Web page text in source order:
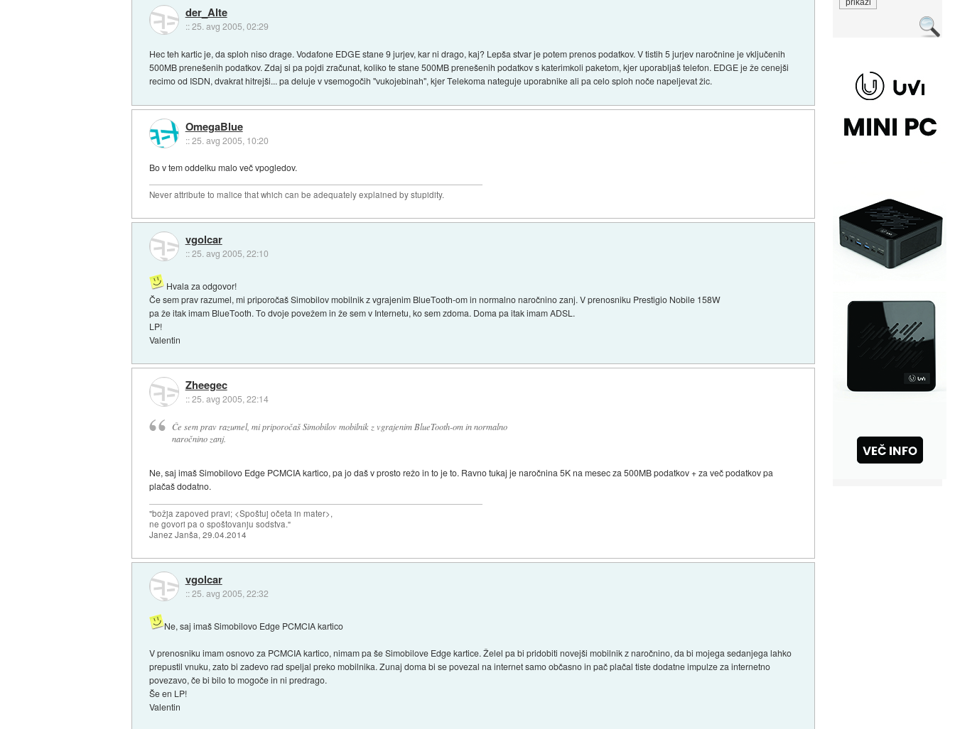
der_Alte
::25. avg 2005, 02:29
Hec teh kartic je, da sploh niso drage. Vodafone EDGE stane 9 jurjev, kar ni drago, kaj? Lepša stvar je potem prenos podatkov. V tistih 5 jurjev naročnine je vključenih
500MB prenešenih podatkov. Zdaj si pa pojdi zračunat, koliko te stane 500MB prenešenih podatkov s katerimkoli paketom, kjer uporabljaš telefon. EDGE je že cenejši
recimo od ISDN, dvakrat hitrejši... pa deluje v vsemogočih "vukojebinah", kjer Telekoma nateguje uporabnike ali pa celo sploh noče napeljevat žic.
OmegaBlue
::25. avg 2005, 10:20
Bo v tem oddelku malo več vpogledov.
Never attribute to malice that which can be adequately explained by stupidity.
vgolcar
::25. avg 2005, 22:10
Hvala za odgovor!
Če sem prav razumel, mi priporočaš Simobilov mobilnik z vgrajenim BlueTooth-om in normalno naročnino zanj. V prenosniku Prestigio Nobile 158W
pa že itak imam BlueTooth. To dvoje povežem in že sem v Internetu, ko sem zdoma. Doma pa itak imam ADSL.
LP!
Valentin
Zheegec
::25. avg 2005, 22:14
Če sem prav razumel, mi priporočaš Simobilov mobilnik z vgrajenim BlueTooth-om in normalno
naročnino zanj.
Ne, saj imaš Simobilovo Edge PCMCIA kartico, pa jo daš v prosto režo in to je to. Ravno tukaj je naročnina 5K na mesec za 500MB podatkov + za več podatkov pa
plačaš dodatno.
"božja zapoved pravi; <Spoštuj očeta in mater>,
ne govori pa o spoštovanju sodstva."
Janez Janša, 29.04.2014
vgolcar
::25. avg 2005, 22:32
Ne, saj imaš Simobilovo Edge PCMCIA kartico
V prenosniku imam osnovo za PCMCIA kartico, nimam pa še Simobilove Edge kartice. Želel pa bi pridobiti novejši mobilnik z naročnino, da bi mojega sedanjega lahko
prepustil vnuku, zato bi zadevo rad speljal preko mobilnika. Zunaj doma bi se povezal na internet samo občasno in pač plačal tiste dodatne impulze za internetno
povezavo, če bi bilo to mogoče in ni predrago.
Še en LP!
Valentin